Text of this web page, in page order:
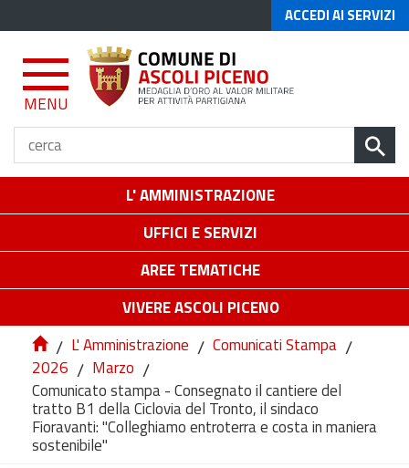
ACCEDI AI SERVIZI
MENU
L' AMMINISTRAZIONE
UFFICI E SERVIZI
AREE TEMATICHE
VIVERE ASCOLI PICENO
/ L' Amministrazione / Comunicati Stampa /
2026 / Marzo /
Comunicato stampa - Consegnato il cantiere del
tratto B1 della Ciclovia del Tronto, il sindaco
Fioravanti: "Colleghiamo entroterra e costa in maniera
sostenibile"